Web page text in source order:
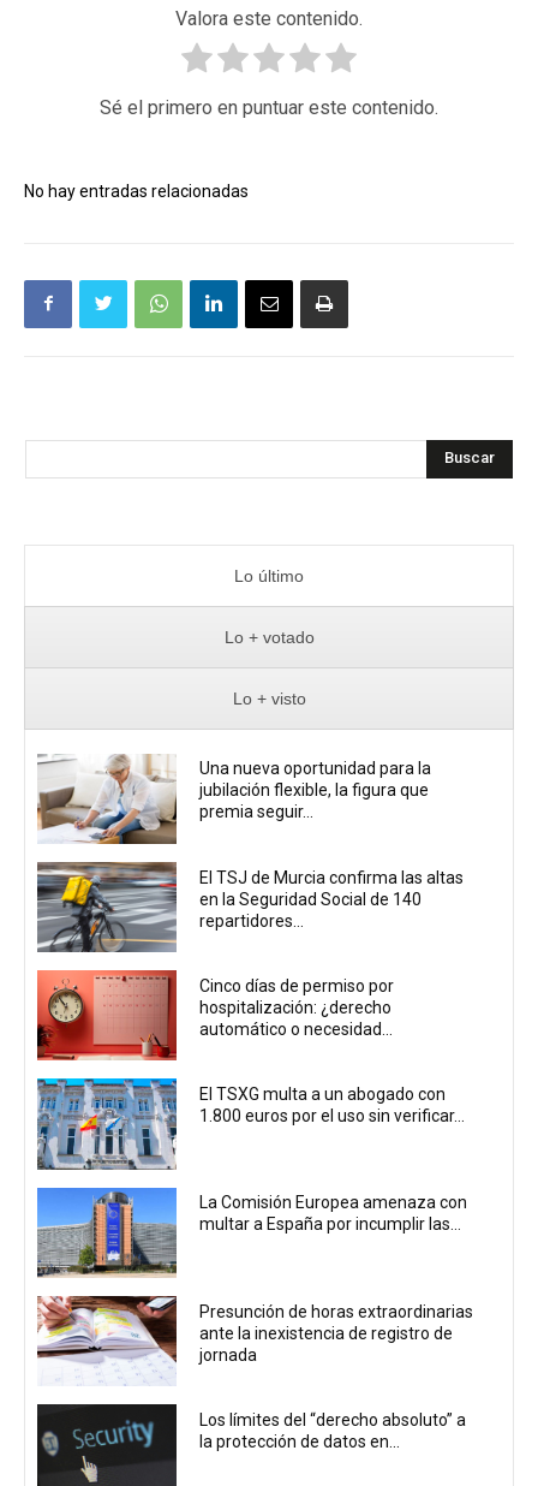
Valora este contenido.
Sé el primero en puntuar este contenido.
No hay entradas relacionadas
Buscar
Lo último
Lo + votado
Lo + visto
Una nueva oportunidad para la
jubilación flexible, la figura que
premia seguir...
El TSJ de Murcia confirma las altas
en la Seguridad Social de 140
repartidores...
Cinco días de permiso por
hospitalización: ¿derecho
automático o necesidad...
El TSXG multa a un abogado con
1.800 euros por el uso sin verificar...
La Comisión Europea amenaza con
multar a España por incumplir las...
Presunción de horas extraordinarias
ante la inexistencia de registro de
jornada
Los límites del “derecho absoluto” a
la protección de datos en...